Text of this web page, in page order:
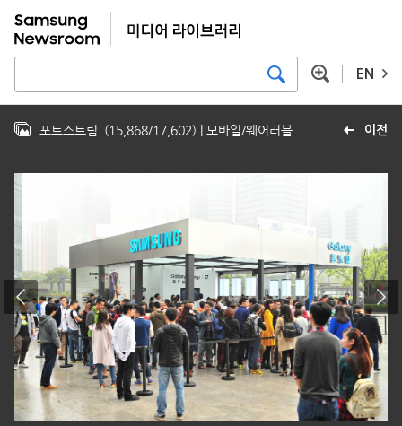
EN
이전
포토스트림 (15,868/17,602) | 모바일/웨어러블